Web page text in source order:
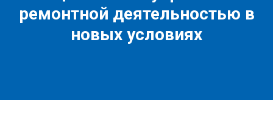
ремонтной деятельностью в
новых условиях